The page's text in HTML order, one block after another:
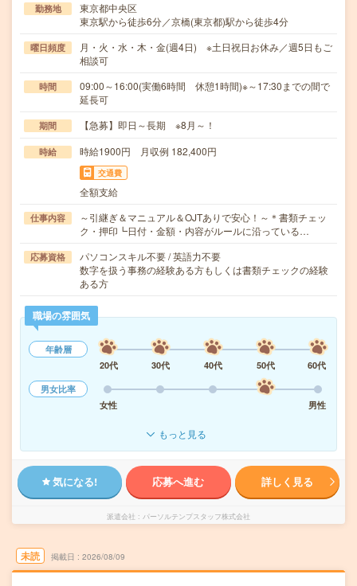
勤務地
東京都中央区
東京駅から徒歩6分／京橋(東京都)駅から徒歩4分
曜日頻度
月・火・水・木・金(週4日) ※土日祝日お休み／週5日もご
相談可
時間
09:00～16:00(実働6時間 休憩1時間)※～17:30までの間で
延長可
期間 【急募】即日～長期 ※8月～！
時給 時給1900円 月収例 182,400円
交通費
全額支給
仕事内容
～引継ぎ＆マニュアル＆OJTありで安心！～＊書類チェッ
ク・押印┗日付・金額・内容がルールに沿っている…
応募資格
パソコンスキル不要 / 英語力不要
数字を扱う事務の経験ある方もしくは書類チェックの経験
ある方
職場の雰囲気
年齢層
20代
30代 40代 50代
60代
男女比率
女性
男性
もっと見る
気になる! 応募へ進む 詳しく見る
派遣会社 パーソルテンプスタッフ株式会社
未読 掲載日 2026/08/09